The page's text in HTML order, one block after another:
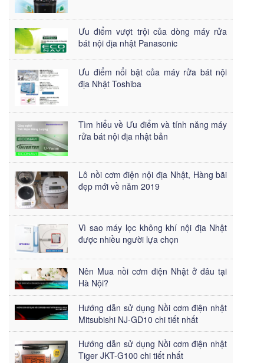
Ưu điểm vượt trội của dòng máy rửa
bát nội địa nhật Panasonic
Ưu điểm nổi bật của máy rửa bát nội
địa Nhật Toshiba
Tìm hiểu về Ưu điểm và tính năng máy
rửa bát nội địa nhật bản
Lô nồi cơm điện nội địa Nhật, Hàng bãi
đẹp mới về năm 2019
Vì sao máy lọc không khí nội địa Nhật
được nhiều người lựa chọn
Nên Mua nồi cơm điện Nhật ở đâu tại
Hà Nội?
Hướng dẫn sử dụng Nồi cơm điện nhật
Mitsubishi NJ-GD10 chi tiết nhất
Hướng dẫn sử dụng Nồi cơm điện nhật
Tiger JKT-G100 chi tiết nhất